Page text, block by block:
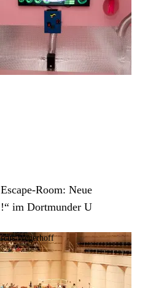
Room: Neue
im Dortmunder U
Wegerhoff